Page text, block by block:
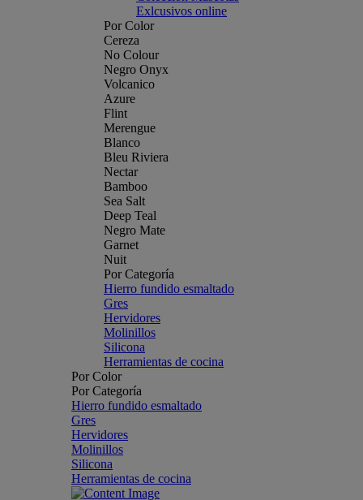
Exlcusivos online
Por Color
Cereza
No Colour
Negro Onyx
Volcanico
Azure
Flint
Merengue
Blanco
Bleu Riviera
Nectar
Bamboo
Sea Salt
Deep Teal
Negro Mate
Garnet
Nuit
Por Categoría
Hierro fundido esmaltado
Gres
Hervidores
Molinillos
Silicona
Herramientas de cocina
Por Color
Por Categoría
Hierro fundido esmaltado
Gres
Hervidores
Molinillos
Silicona
Herramientas de cocina